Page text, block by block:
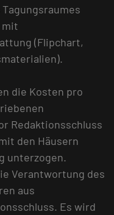
mit
(Flipchart,
die Kosten pro
Redaktionsschluss
den Häusern
unterzogen.
Verantwortung des
aus
Es wird